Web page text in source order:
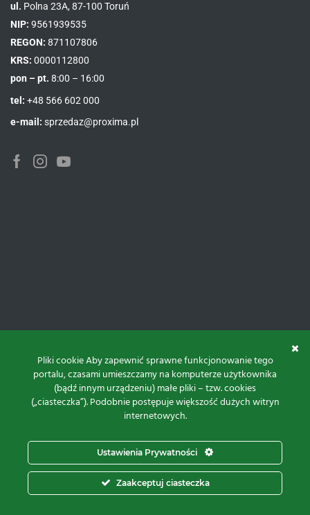
ul. Polna 23A, 87-100 Toruń
NIP: 9561939535
REGON: 871107806
KRS: 0000112800
pon – pt. 8:00 – 16:00
tel: +48 566 602 000
e-mail: sprzedaz@proxima.pl
Projekt i realizacja:
© 2026 Proxima Electronics
Pliki cookie Aby zapewnić sprawne funkcjonowanie tego
portalu, czasami umieszczamy na komputerze użytkownika
(bądź innym urządzeniu) małe pliki – tzw. cookies
(„ciasteczka”). Podobnie postępuje większość dużych witryn
internetowych.
Zaakceptuj ciasteczka
Ustawienia Prywatności